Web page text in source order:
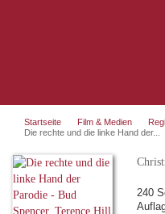
Startseite Film & Medien
Die rechte und die linke Hand der...
240